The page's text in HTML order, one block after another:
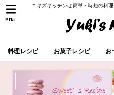
ユキズキッチンは簡単・時短の料
料理レシピ お菓子レシピ お
MENU